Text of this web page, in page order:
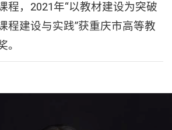
程，2021年“以教材建设为突破
程建设与实践”获重庆市高等教
。